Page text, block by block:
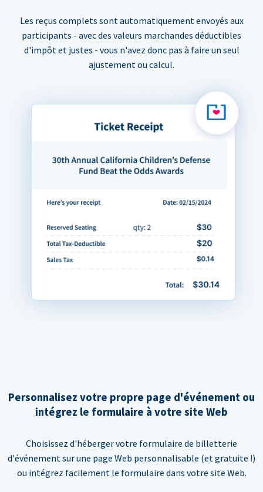
Les reçus complets sont automatiquement envoyés aux
participants - avec des valeurs marchandes déductibles
d'impôt et justes - vous n'avez donc pas à faire un seul
ajustement ou calcul.
Personnalisez votre propre page d'événement ou
intégrez le formulaire à votre site Web
Choisissez d'héberger votre formulaire de billetterie
d'événement sur une page Web personnalisable (et gratuite !)
ou intégrez facilement le formulaire dans votre site Web.